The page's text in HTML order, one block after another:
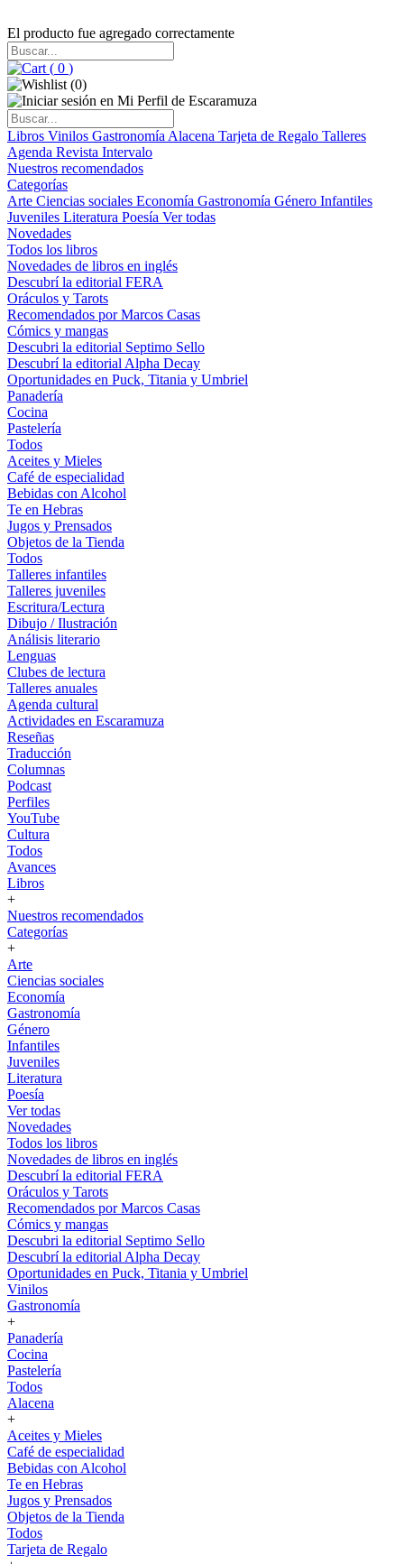
El producto fue agregado correctamente
( 0 )
(0)
Libros Vinilos Gastronomía Alacena Tarjeta de Regalo Talleres
Agenda Revista Intervalo
Nuestros recomendados
Categorías
Arte Ciencias sociales Economía Gastronomía Género Infantiles
Juveniles Literatura Poesía Ver todas
Novedades
Todos los libros
Novedades de libros en inglés
Descubrí la editorial FERA
Oráculos y Tarots
Recomendados por Marcos Casas
Cómics y mangas
Descubri la editorial Septimo Sello
Descubrí la editorial Alpha Decay
Oportunidades en Puck, Titania y Umbriel
Panadería
Cocina
Pastelería
Todos
Aceites y Mieles
Café de especialidad
Bebidas con Alcohol
Te en Hebras
Jugos y Prensados
Objetos de la Tienda
Todos
Talleres infantiles
Talleres juveniles
Escritura/Lectura
Dibujo / Ilustración
Análisis literario
Lenguas
Clubes de lectura
Talleres anuales
Agenda cultural
Actividades en Escaramuza
Reseñas
Traducción
Columnas
Podcast
Perfiles
YouTube
Cultura
Todos
Avances
Libros
+
Nuestros recomendados
Categorías
+
Arte
Ciencias sociales
Economía
Gastronomía
Género
Infantiles
Juveniles
Literatura
Poesía
Ver todas
Novedades
Todos los libros
Novedades de libros en inglés
Descubrí la editorial FERA
Oráculos y Tarots
Recomendados por Marcos Casas
Cómics y mangas
Descubri la editorial Septimo Sello
Descubrí la editorial Alpha Decay
Oportunidades en Puck, Titania y Umbriel
Vinilos
Gastronomía
+
Panadería
Cocina
Pastelería
Todos
Alacena
+
Aceites y Mieles
Café de especialidad
Bebidas con Alcohol
Te en Hebras
Jugos y Prensados
Objetos de la Tienda
Todos
Tarjeta de Regalo